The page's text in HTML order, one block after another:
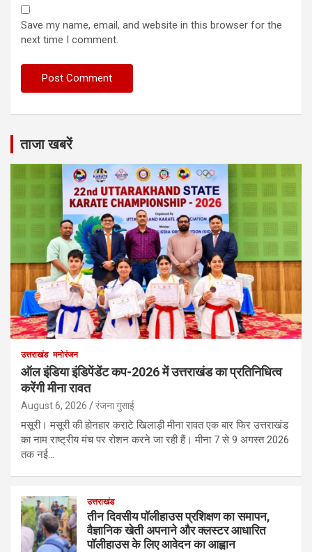
Save my name, email, and website in this browser for the
next time I comment.
ताजा खबरें
उत्तराखंड मनोरंजन
ऑल इंडिया इंडिपेंडेंट कप-2026 में उत्तराखंड का प्रतिनिधित्व
करेंगी मीना रावत
August 6, 2026 रंजना गुसाई
मसूरी। मसूरी की होनहार कराटे खिलाड़ी मीना रावत एक बार फिर उत्तराखंड
का नाम राष्ट्रीय मंच पर रोशन करने जा रही हैं। मीना 7 से 9 अगस्त 2026
तक नई…
उत्तराखंड
तीन दिवसीय पॉलीहाउस प्रशिक्षण का समापन,
वैज्ञानिक खेती अपनाने और क्लस्टर आधारित
पॉलीहाउस के लिए आवेदन का आह्वान